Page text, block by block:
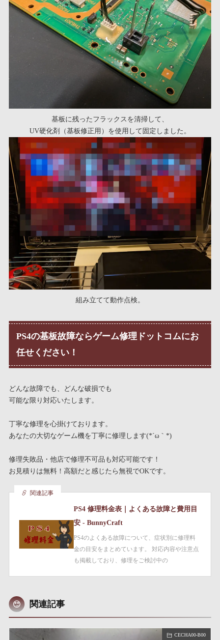
基板に残ったフラックスを清掃して、
UV硬化剤（基板修正用）を使用して固定しました。
組み立てて動作点検。
PS4の基板故障ならゲーム修理ドットコムにお
任せください！
どんな故障でも、どんな破損でも
可能な限り対応いたします。
丁寧な修理を心掛けております。
あなたの大切なゲーム機を丁寧に修理します(*´ω｀*)
修理失敗品・他店で修理不可品も対応可能です！
お見積りは無料！高額だと感じたら無視でOKです。
関連記事
PS4 修理料金表｜よくある故障と費用目
安 - BunnyCraft
PS4のよくある故障について、症状別に修理料
金の目安をまとめています。 対応内容や注意点
も掲載しており、修理をご検討中の
関連記事
CECHA00-B00